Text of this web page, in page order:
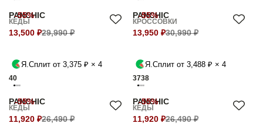
-55%
PANCHIC
КЕДЫ
13,500 ₽29,990 ₽
Я.Сплит от 3,375 ₽ × 4
40
-55%
PANCHIC
КРОССОВКИ
13,950 ₽30,990 ₽
Я.Сплит от 3,488 ₽ × 4
3738
-55%
PANCHIC
КЕДЫ
11,920 ₽26,490 ₽
-55%
PANCHIC
КЕДЫ
11,920 ₽26,490 ₽